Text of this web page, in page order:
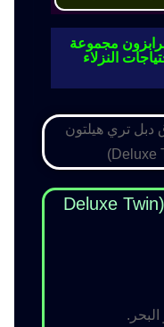
مجموعة
النزلاء
غرفة ديلوكس مزدوجة (Deluxe Twin
البحر.